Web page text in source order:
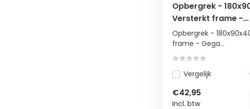
Opbergrek -
Versterkt frame -
Gegalvaniseerd
Opbergrek -
frame - Gega...
Vergelijk
€42,95
Incl. btw